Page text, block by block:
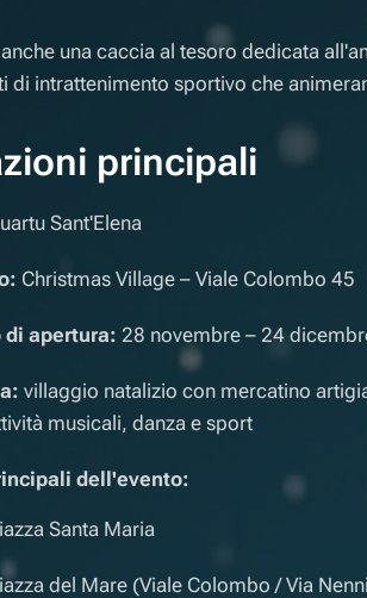
una caccia al tesoro dedicata
di intrattenimento sportivo che
principali
Sant'Elena
Christmas Village – Viale Colombo 45
di apertura: 28 novembre – 24
villaggio natalizio con mercatino
musicali, danza e sport
dell'evento:
Santa Maria
del Mare (Viale Colombo / Via